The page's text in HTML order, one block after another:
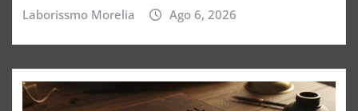
Laborissmo Morelia Ago 6, 2026